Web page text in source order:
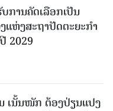
ການຄັດເລືອກເປັນ
ແຫ່ງສະຖາປັດຕະຍະກຳ
2029
ເນັ້ນໜັກ ຕ້ອງ​ປ່ຽນ​ແປງ​